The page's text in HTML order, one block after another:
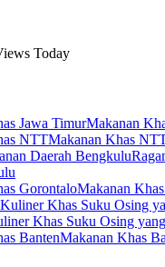
Today
Makanan
Makanan Khas
Makanan
Khas Suku Osing
Makanan Khas